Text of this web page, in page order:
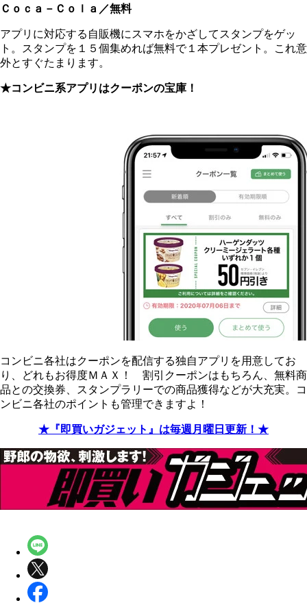
Ｃｏｃａ－Ｃｏｌａ／無料
アプリに対応する自販機にスマホをかざしてスタンプをゲッ
ト。スタンプを１５個集めれば無料で１本プレゼント。これ意
外とすぐたまります。
★コンビニ系アプリはクーポンの宝庫！
コンビニ各社はクーポンを配信する独自アプリを用意してお
り、どれもお得度ＭＡＸ！ 割引クーポンはもちろん、無料商
品との交換券、スタンプラリーでの商品獲得などが大充実。コ
ンビニ各社のポイントも管理できますよ！
★『即買いガジェット』は毎週月曜日更新！★